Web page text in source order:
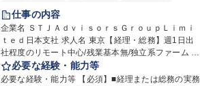
完全週休2日制
仕事の内容
企業名 ＳＴＪＡｄｖｉｓｏｒｓＧｒｏｕｐＬｉｍｉ
ｔｅｄ日本支社 求人名 東京【経理・総務】週1日出
社程度のリモート中心/残業基本無/独立系ファーム 仕
事の内容 独立系ECMアドバイザリーファームとして
上場前後の資本市場戦略を設計する当社にて経理・
必要な経験・能力等
必要な経験・能力等 【必須】■経理または総務の実務